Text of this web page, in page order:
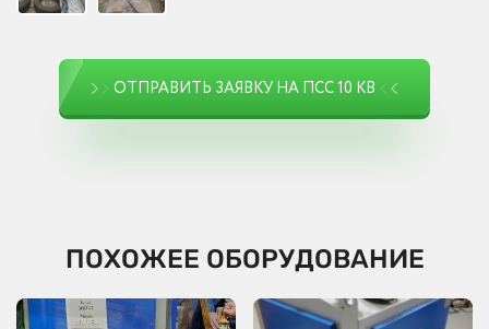
ОТПРАВИТЬ ЗАЯВКУ НА ПСС 10 КВ
ПОХОЖЕЕ ОБОРУДОВАНИЕ